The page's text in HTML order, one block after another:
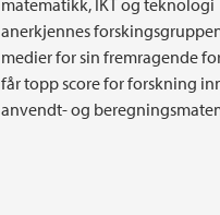
matematikk, IKT og teknologi
anerkjennes
medier for sin fremragende
får topp score for forskning
anvendt- og